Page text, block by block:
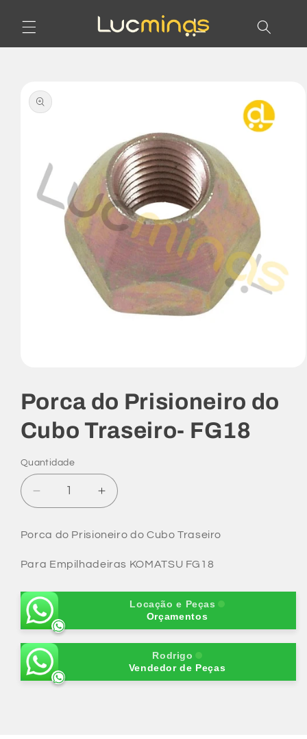
conteúdo
informações
do produto
1
na
janela
modal
Porca do Prisioneiro do
Cubo Traseiro- FG18
Quantidade
Diminuir
a
quantidade
de
Porca
do
do
Cubo
Traseiro-
FG18
Aumentar
a
quantidade
de
Porca
do
Traseiro-
FG18
Porca do Prisioneiro do Cubo Traseiro
Para Empilhadeiras KOMATSU FG18
Locação e Peças
Orçamentos
Rodrigo
Vendedor de Peças